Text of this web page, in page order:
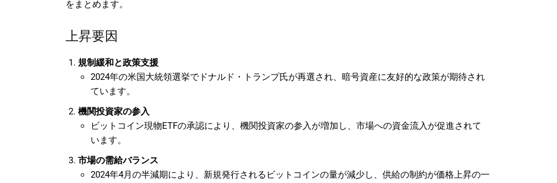
をまとめます。
上昇要因
規制緩和と政策支援
2024年の米国大統領選挙でドナルド・トランプ氏が再選され、暗号資産に友好的な政策が期待され
ています。
機関投資家の参入
ビットコイン現物ETFの承認により、機関投資家の参入が増加し、市場への資金流入が促進されて
います。
市場の需給バランス
2024年4月の半減期により、新規発行されるビットコインの量が減少し、供給の制約が価格上昇の一